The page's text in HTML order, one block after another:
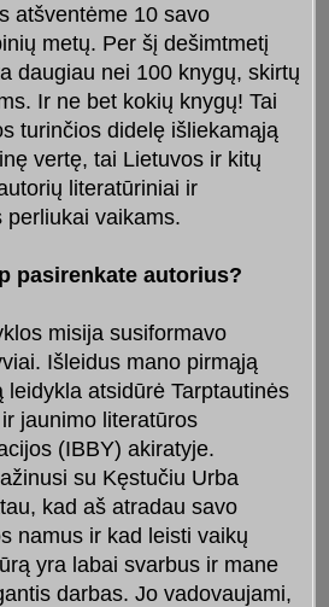
atšventėme 10 savo
metų. Per šį dešimtmetį
daugiau nei 100 knygų, skirtų
Ir ne bet kokių knygų! Tai
turinčios didelę išliekamąją
vertę, tai Lietuvos ir kitų
literatūriniai ir
perliukai vaikams.
pasirenkate autorius?
misija susiformavo
Išleidus mano pirmąją
leidykla atsidūrė Tarptautinės
jaunimo literatūros
(IBBY) akiratyje.
su Kęstučiu Urba
kad aš atradau savo
namus ir kad leisti vaikų
yra labai svarbus ir mane
darbas. Jo vadovaujami,